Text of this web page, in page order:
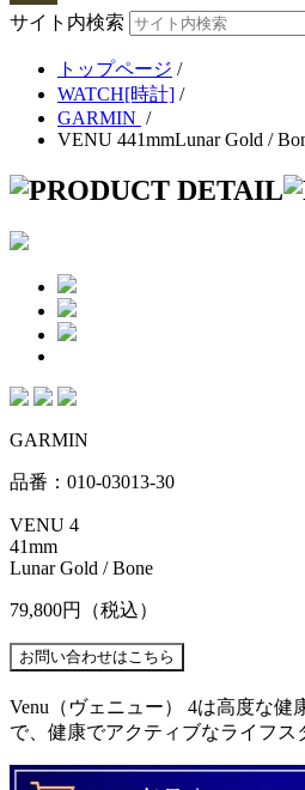
サイト内検索
トップページ /
WATCH[時計] /
GARMIN /
VENU 441mmLunar Gold /
GARMIN
品番：010-03013-30
VENU 4
41mm
Lunar Gold / Bone
79,800円 （税込）
Venu（ヴェニュー） 4は高度な
で、健康でアクティブなライフス